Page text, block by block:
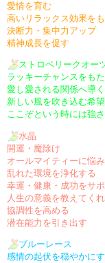
愛情を育む
高いリラックス効果を
決断力・集中力アップ
精神成長を促す
ストロベリークオー
ラッキーチャンスをも
愛し愛される関係へ導く
新しい風を吹き込む希
ここぞという時には強
水晶
開運・魔除け
オールマイティーに悩
乱れた環境を浄化する
幸運・健康・成功をサ
人生の意義を教えてく
協調性を高める
潜在能力を引き出す
ブルーレース
感情の起伏を穏やかに